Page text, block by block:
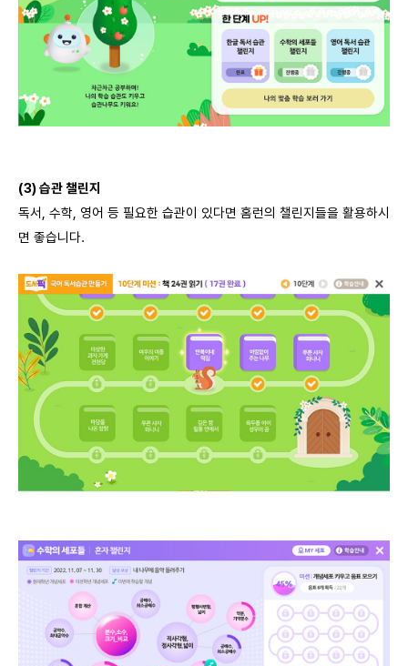
(3)습관 챌린지
독서 수학 영어 등 필요한 습관이 있다면 홈런의 챌린지들을 활용하시
면 좋습니다.